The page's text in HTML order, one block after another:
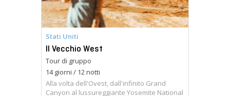
Stati Uniti
Il Vecchio West
Tour di gruppo
14 giorni / 12 notti
Alla volta dell'Ovest, dall'infinito Grand
Canyon al lussureggiante Yosemite National